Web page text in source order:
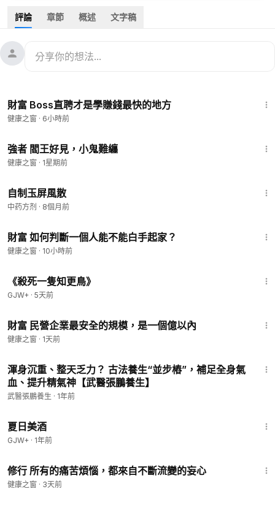
評論 章節 概述 文字稿
財富 Boss直聘才是學賺錢最快的地方
健康之窗 · 6小時前
強者 閻王好見，小鬼難纏
健康之窗 · 1星期前
自制玉屏風散
中药方剂 · 8個月前
財富 如何判斷一個人能不能白手起家？
健康之窗 · 10小時前
《殺死一隻知更鳥》
GJW+ · 5天前
財富 民營企業最安全的規模，是一個億以內
健康之窗 · 1天前
渾身沉重、整天乏力？ 古法養生“並步樁”，補足全身氣
血、提升精氣神【武醫張鵬養生】
武醫張鵬養生 · 1年前
夏日美酒
GJW+ · 1年前
修行 所有的痛苦煩惱，都來自不斷流變的妄心
健康之窗 · 3天前